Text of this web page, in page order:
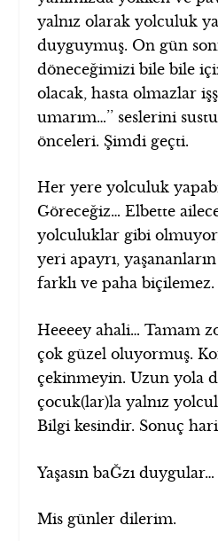
yalnız olarak yolculuk
duyguymuş. On gün
döneceğimizi bile bile
olacak, hasta olmazlar
umarım…’’ seslerini
önceleri. Şimdi geçti.
Her yere yolculuk
Göreceğiz… Elbette
yolculuklar gibi
yeri apayrı,
farklı ve paha biçilemez.
Heeeey ahali… Tamam
çok güzel oluyormuş.
çekinmeyin. Uzun yola
çocuk(lar)la yalnız
Bilgi kesindir. Sonuç
Yaşasın baĞzı duygular…
Mis günler dilerim.